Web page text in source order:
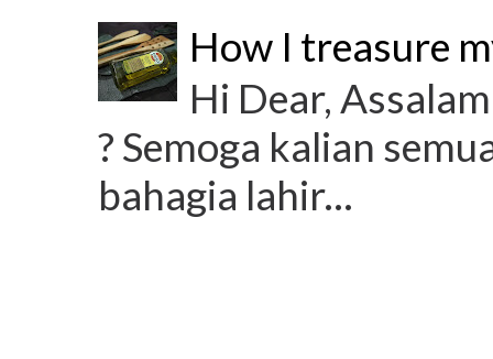
How I treasure
Hi Dear,
? Semoga kalian
bahagia lahir...